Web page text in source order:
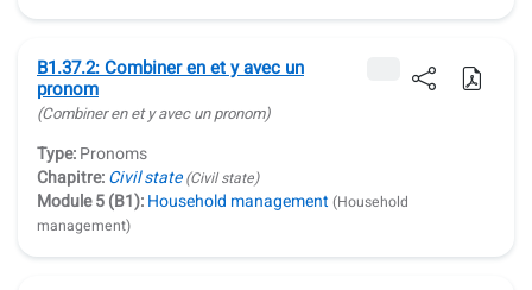
B1.37.2: Combiner en et y avec un
pronom
(Combinerenetyavec un pronom)
Type:Pronoms
Chapitre:Civil state (Civil state)
Module 5 (B1):Household management (Household
management)